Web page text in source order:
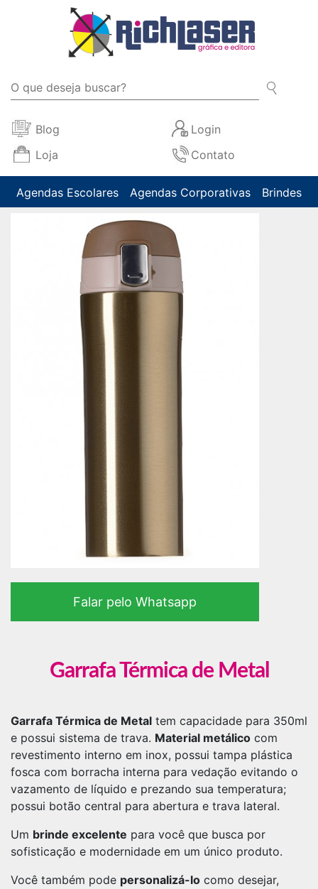
Blog
Login
Loja
Contato
Agendas Escolares Agendas Corporativas Brindes
Falar pelo Whatsapp
Garrafa Térmica de Metal
Garrafa Térmica de Metal tem capacidade para 350ml
e possui sistema de trava. Material metálico com
revestimento interno em inox, possui tampa plástica
fosca com borracha interna para vedação evitando o
vazamento de líquido e prezando sua temperatura;
possui botão central para abertura e trava lateral.
Um brinde excelente para você que busca por
sofisticação e modernidade em um único produto.
Você também pode personalizá-lo como desejar,